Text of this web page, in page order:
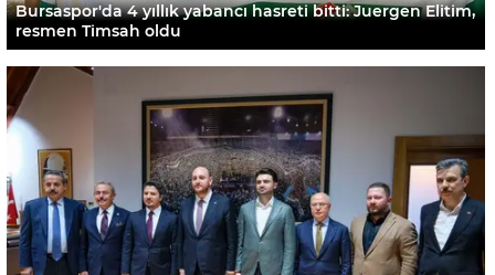
Bursaspor'da 4 yıllık yabancı hasreti bitti: Juergen Elitim,
resmen Timsah oldu